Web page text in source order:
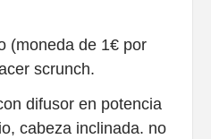
(moneda de 1€ por
scrunch.
difusor en potencia
cabeza inclinada. no